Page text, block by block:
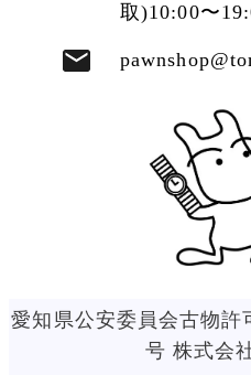
取)10:00〜
愛知県公安委員会古物
号 株式会